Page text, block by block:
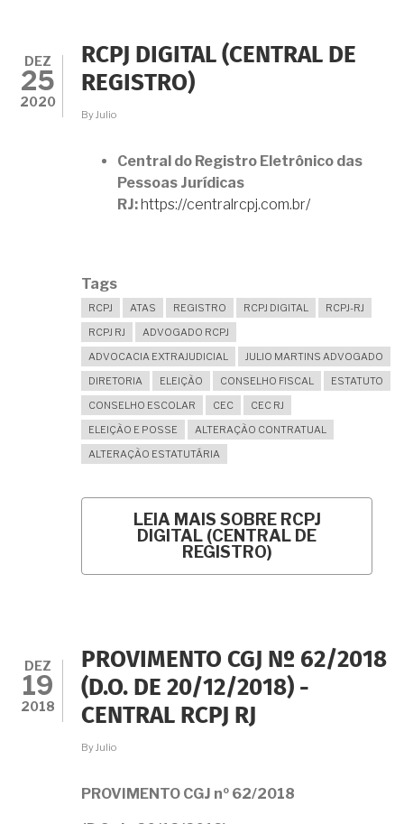
DEZ
25
2020
RCPJ DIGITAL (CENTRAL DE
REGISTRO)
By Julio
Central do Registro Eletrônico das
Pessoas Jurídicas
RJ:https://centralrcpj.com.br/
Tags
RCPJ ATAS REGISTRO RCPJ DIGITAL
RCPJ-RJ
RCPJ RJ
ADVOGADO RCPJ
ADVOCACIA EXTRAJUDICIAL
JULIO MARTINS ADVOGADO
DIRETORIA
ELEIÇÃO CONSELHO FISCAL
ESTATUTO
CONSELHO ESCOLAR
CEC
CEC RJ
ELEIÇÃO E POSSE
ALTERAÇÃO CONTRATUAL
ALTERAÇÃO ESTATUTÁRIA
LEIA MAIS SOBRE RCPJ
DIGITAL (CENTRAL DE
REGISTRO)
DEZ
19
2018
PROVIMENTO CGJ Nº 62/2018
(D.O. DE 20/12/2018) -
CENTRAL RCPJ RJ
By Julio
PROVIMENTO CGJ nº 62/2018